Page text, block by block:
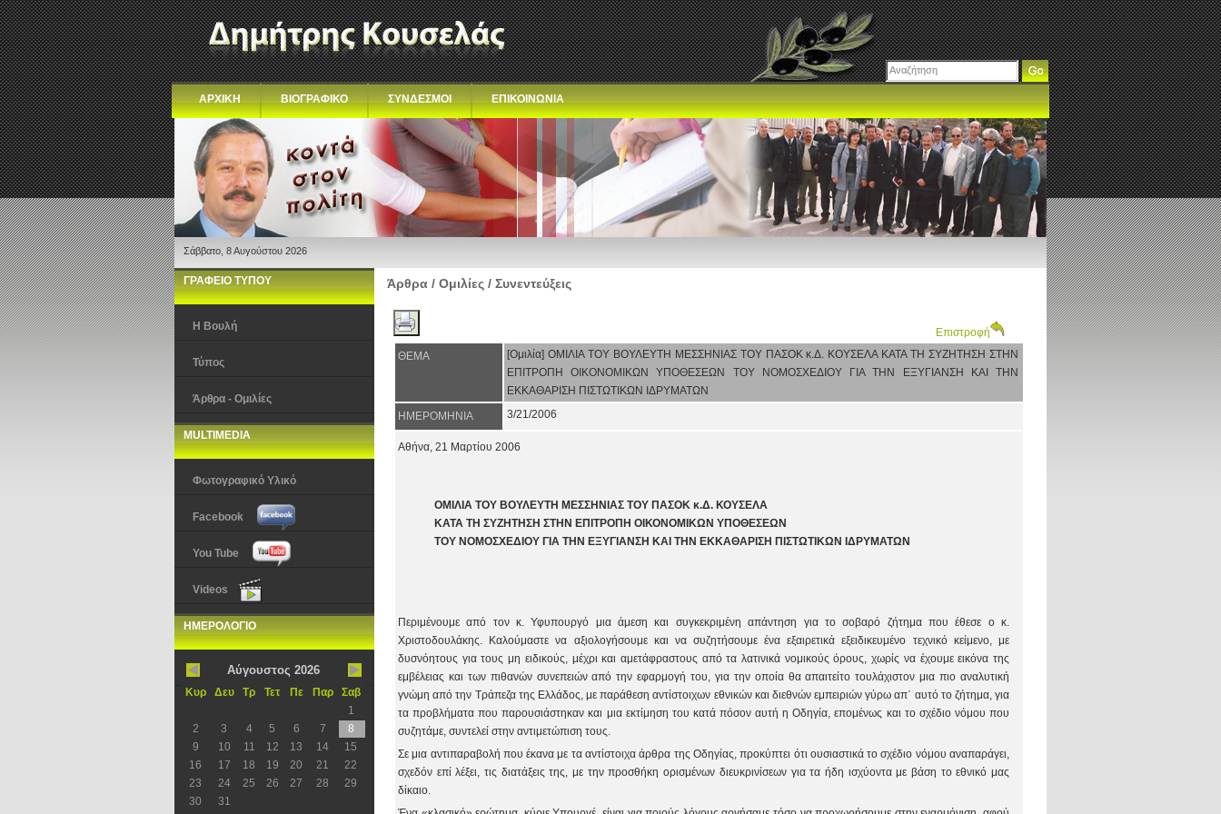
ΑΡΧΙΚΗ ΒΙΟΓΡΑΦΙΚΟ ΣΥΝΔΕΣΜΟΙ ΕΠΙΚΟΙΝΩΝΙΑ
Σάββατο, 8 Αυγούστου 2026
ΓΡΑΦΕΙΟ ΤΥΠΟΥ
Η Βουλή
Τύπος
Άρθρα - Ομιλίες
MULTIMEDIA
Φωτογραφικό Υλικό
Facebook
You Tube
Videos
ΗΜΕΡΟΛΟΓΙΟ
Αύγουστος 2026
Κυρ Δευ Τρ Τετ Πε Παρ
Σαβ
1
2
3 4 5 6 7
8
9
10 11 12 13 14
15
16
17 18 19 20 21
22
23
24 25 26 27 28
29
30
31
Άρθρα / Ομιλίες / Συνεντεύξεις
Επιστροφή
ΘΕΜΑ
[Ομιλία] ΟΜΙΛΙΑ ΤΟΥ ΒΟΥΛΕΥΤΗ ΜΕΣΣΗΝΙΑΣ ΤΟΥ ΠΑΣΟΚ κ.Δ. ΚΟΥΣΕΛΑ ΚΑΤΑ ΤΗ ΣΥΖΗΤΗΣΗ ΣΤΗΝ
ΕΠΙΤΡΟΠΗ ΟΙΚΟΝΟΜΙΚΩΝ ΥΠΟΘΕΣΕΩΝ ΤΟΥ ΝΟΜΟΣΧΕΔΙΟΥ ΓΙΑ ΤΗΝ ΕΞΥΓΙΑΝΣΗ ΚΑΙ ΤΗΝ
ΕΚΚΑΘΑΡΙΣΗ ΠΙΣΤΩΤΙΚΩΝ ΙΔΡΥΜΑΤΩΝ
ΗΜΕΡΟΜΗΝΙΑ
3/21/2006
Αθήνα, 21 Μαρτίου 2006
ΟΜΙΛΙΑ ΤΟΥ ΒΟΥΛΕΥΤΗ ΜΕΣΣΗΝΙΑΣ ΤΟΥ ΠΑΣΟΚ κ.Δ. ΚΟΥΣΕΛΑ
ΚΑΤΑ ΤΗ ΣΥΖΗΤΗΣΗ ΣΤΗΝ ΕΠΙΤΡΟΠΗ ΟΙΚΟΝΟΜΙΚΩΝ ΥΠΟΘΕΣΕΩΝ
ΤΟΥ ΝΟΜΟΣΧΕΔΙΟΥ ΓΙΑ ΤΗΝ ΕΞΥΓΙΑΝΣΗ ΚΑΙ ΤΗΝ ΕΚΚΑΘΑΡΙΣΗ ΠΙΣΤΩΤΙΚΩΝ ΙΔΡΥΜΑΤΩΝ
Περιμένουμε από τον κ. Υφυπουργό μια άμεση και συγκεκριμένη απάντηση για το σοβαρό ζήτημα που έθεσε ο κ.
Χριστοδουλάκης. Καλούμαστε να αξιολογήσουμε και να συζητήσουμε ένα εξαιρετικά εξειδικευμένο τεχνικό κείμενο, με
δυσνόητους για τους μη ειδικούς, μέχρι και αμετάφραστους από τα λατινικά νομικούς όρους, χωρίς να έχουμε εικόνα της
εμβέλειας και των πιθανών συνεπειών από την εφαρμογή του, για την οποία θα απαιτείτο τουλάχιστον μια πιο αναλυτική
γνώμη από την Τράπεζα της Ελλάδος, με παράθεση αντίστοιχων εθνικών και διεθνών εμπειριών γύρω απ΄ αυτό το ζήτημα, για
τα προβλήματα που παρουσιάστηκαν και μια εκτίμηση του κατά πόσον αυτή η Οδηγία, επομένως και το σχέδιο νόμου που
συζητάμε, συντελεί στην αντιμετώπιση τους.
Σε μια αντιπαραβολή που έκανα με τα αντίστοιχα άρθρα της Οδηγίας, προκύπτει ότι ουσιαστικά το σχέδιο νόμου αναπαράγει,
σχεδόν επί λέξει, τις διατάξεις της, με την προσθήκη ορισμένων διευκρινίσεων για τα ήδη ισχύοντα με βάση το εθνικό μας
δίκαιο.